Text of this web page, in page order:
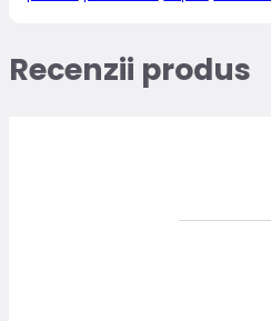
Recenzii produs